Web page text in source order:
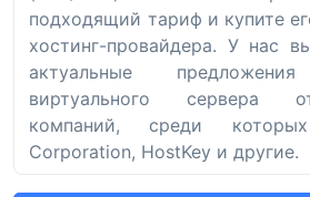
подходящий тариф и купите
хостинг-провайдера. У нас
актуальные
виртуального сервера
компаний, среди
Corporation, HostKey и другие.